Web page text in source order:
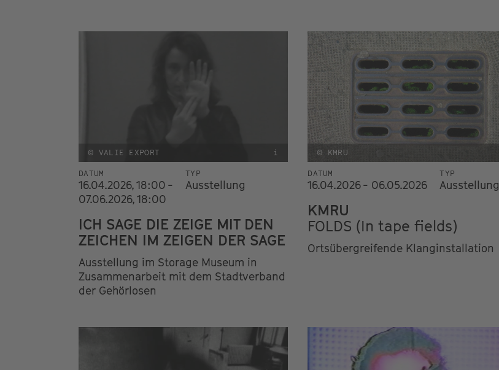
© VALIE EXPORT i
DATUM
16.04.2026, 18:00 -
07.06.2026, 18:00
TYP
Ausstellung
ICH SAGE DIE ZEIGE MIT DEN
ZEICHEN IM ZEIGEN DER SAGE
Ausstellung im Storage Museum in
Zusammenarbeit mit dem Stadtverband
der Gehörlosen
© KMRU
DATUM
16.04.2026 - 06.05.2026
TYP
Ausstellung
KMRU
FOLDS (In tape fields)
Ortsübergreifende Klanginstallation